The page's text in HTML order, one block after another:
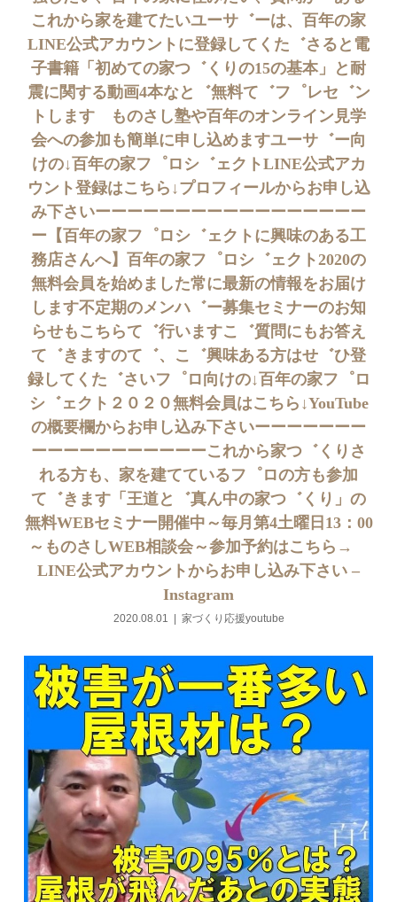
これから家を建てたいユーサ゛ーは、百年の家
LINE公式アカウントに登録してくた゛さると電
子書籍「初めての家つ゛くりの15の基本」と耐
震に関する動画4本なと゛無料て゛フ゜レセ゛ン
トします ものさし塾や百年のオンライン見学
会への参加も簡単に申し込めますユーサ゛ー向
けの↓百年の家フ゜ロシ゛ェクトLINE公式アカ
ウント登録はこちら↓プロフィールからお申し込
み下さいーーーーーーーーーーーーーーーーー
ー【百年の家フ゜ロシ゛ェクトに興味のある工
務店さんへ】百年の家フ゜ロシ゛ェクト2020の
無料会員を始めました常に最新の情報をお届け
します不定期のメンハ゛ー募集セミナーのお知
らせもこちらて゛行いますこ゛質問にもお答え
て゛きますのて゛、こ゛興味ある方はせ゛ひ登
録してくた゛さいフ゜ロ向けの↓百年の家フ゜ロ
シ゛ェクト２０２０無料会員はこちら↓YouTube
の概要欄からお申し込み下さいーーーーーーー
ーーーーーーーーーーーこれから家つ゛くりさ
れる方も、家を建てているフ゜ロの方も参加
て゛きます「王道と゛真ん中の家つ゛くり」の
無料WEBセミナー開催中～毎月第4土曜日13：00
～ものさしWEB相談会～参加予約はこちら→
LINE公式アカウントからお申し込み下さい –
Instagram
2020.08.01 家づくり応援youtube